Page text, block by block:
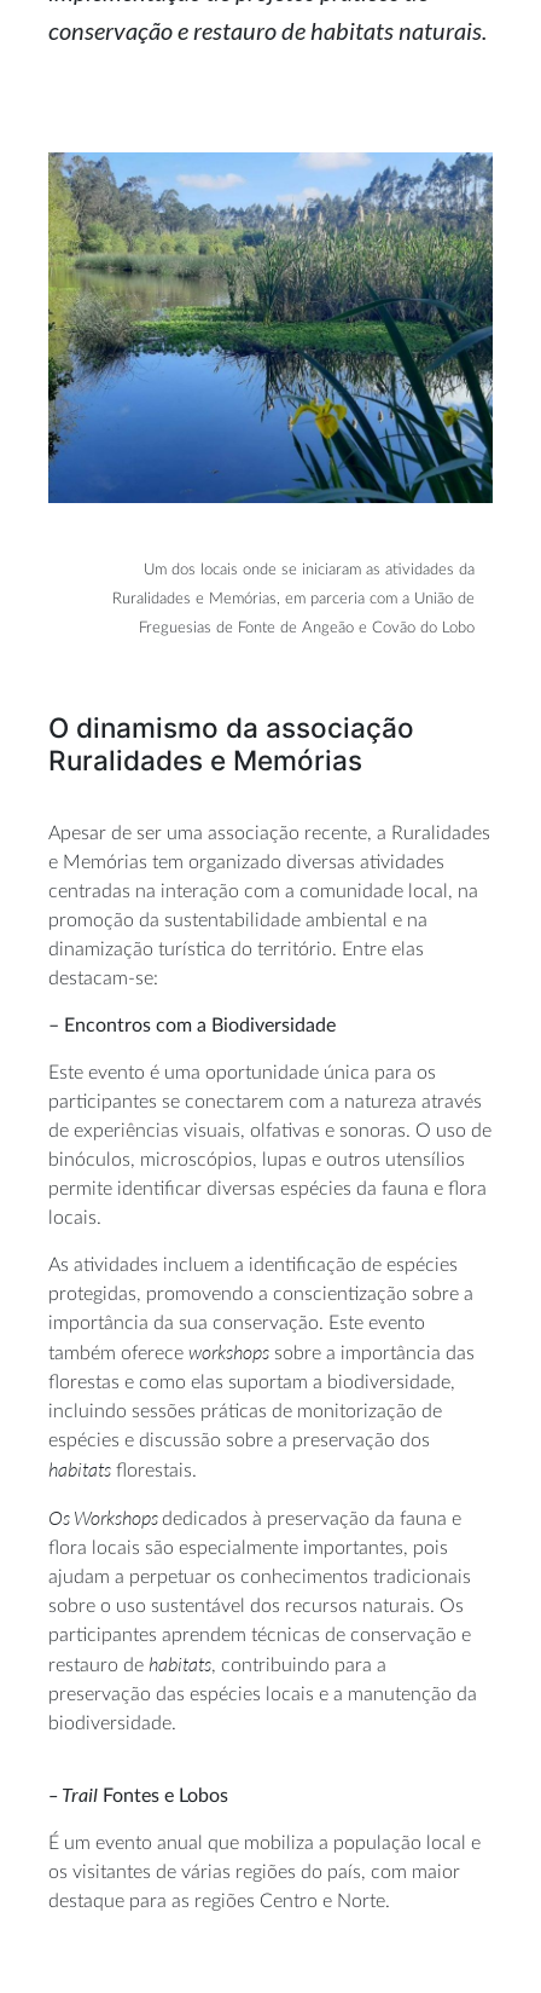
conservação e restauro de habitatsnaturais.
Um dos locais onde se iniciaram as atividades da
Ruralidades e Memórias, em parceria com a União de
Freguesias de Fonte de Angeão e Covão do Lobo
O dinamismo da associação
Ruralidades e Memórias
Apesar de ser uma associação recente, a Ruralidades
e Memórias tem organizado diversas atividades
centradas na interação com a comunidade local, na
promoção da sustentabilidade ambiental e na
dinamização turística do território. Entre elas
destacam-se:
– Encontros com a Biodiversidade
Este evento é uma oportunidade única para os
participantes se conectarem com a natureza através
de experiências visuais, olfativas e sonoras. O uso de
binóculos, microscópios, lupas e outros utensílios
permite identificar diversas espécies da fauna e flora
locais.
As atividades incluem a identificação de espécies
protegidas, promovendo a conscientização sobre a
importância da sua conservação. Este evento
também oferece workshops sobre a importância das
florestas e como elas suportam a biodiversidade,
incluindo sessões práticas de monitorização de
espécies e discussão sobre a preservação dos
habitats florestais.
Os Workshopsdedicados à preservação da fauna e
flora locais são especialmente importantes, pois
ajudam a perpetuar os conhecimentos tradicionais
sobre o uso sustentável dos recursos naturais. Os
participantes aprendem técnicas de conservação e
restauro de habitats, contribuindo para a
preservação das espécies locais e a manutenção da
biodiversidade.
– Trail Fontes e Lobos
É um evento anual que mobiliza a população local e
os visitantes de várias regiões do país, com maior
destaque para as regiões Centro e Norte.